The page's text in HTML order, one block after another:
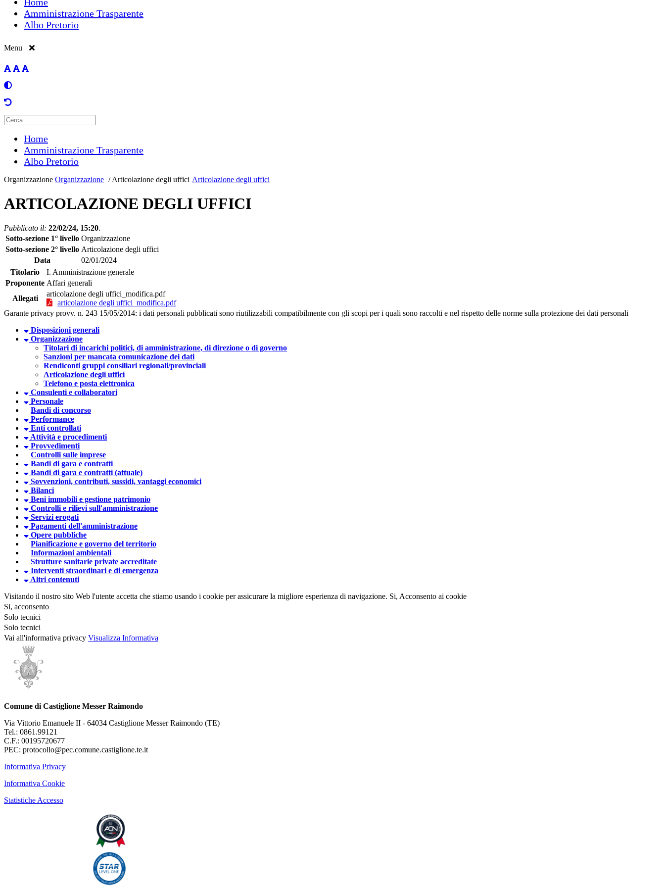
Amministrazione Trasparente
Albo Pretorio
Menu
Home
Amministrazione Trasparente
Albo Pretorio
Organizzazione Organizzazione /Articolazione degli uffici Articolazione degli uffici
ARTICOLAZIONE DEGLI UFFICI
Pubblicato il: 22/02/24, 15:20.
Sotto-sezione 1° livello Organizzazione
Sotto-sezione 2° livello Articolazione degli uffici
Data
02/01/2024
Titolario
I. Amministrazione generale
Proponente Affari generali
Allegati
articolazione degli uffici_modifica.pdf
articolazione degli uffici_modifica.pdf
Garante privacy provv. n. 243 15/05/2014: i dati personali pubblicati sono riutilizzabili compatibilmente con gli scopi per i quali sono raccolti e nel rispetto delle norme sulla protezione dei dati personali
Disposizioni generali
Organizzazione
Titolari di incarichi politici, di amministrazione, di direzione o di governo
Sanzioni per mancata comunicazione dei dati
Rendiconti gruppi consiliari regionali/provinciali
Articolazione degli uffici
Telefono e posta elettronica
Consulenti e collaboratori
Personale
Bandi di concorso
Performance
Enti controllati
Attività e procedimenti
Provvedimenti
Controlli sulle imprese
Bandi di gara e contratti
Bandi di gara e contratti (attuale)
Sovvenzioni, contributi, sussidi, vantaggi economici
Bilanci
Beni immobili e gestione patrimonio
Controlli e rilievi sull'amministrazione
Servizi erogati
Pagamenti dell'amministrazione
Opere pubbliche
Pianificazione e governo del territorio
Informazioni ambientali
Strutture sanitarie private accreditate
Interventi straordinari e di emergenza
Altri contenuti
Visitando il nostro sito Web l'utente accetta che stiamo usando i cookie per assicurare la migliore esperienza di navigazione. Si, Acconsento ai cookie
Si, acconsento
Solo tecnici
Solo tecnici
Vai all'informativa privacy Visualizza Informativa
Comune di Castiglione Messer Raimondo
Via Vittorio Emanuele II - 64034 Castiglione Messer Raimondo (TE)
Tel.: 0861.99121
C.F.: 00195720677
PEC: protocollo@pec.comune.castiglione.te.it
Informativa Privacy
Informativa Cookie
Statistiche Accesso